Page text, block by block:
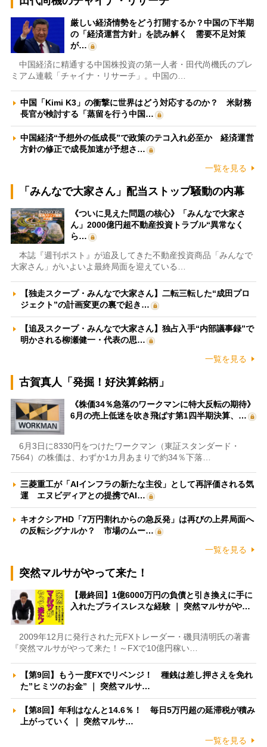
厳しい経済情勢をどう打開するか？中国の下半期
の「経済運営方針」を読み解く 需要不足対策
が…
中国経済に精通する中国株投資の第一人者・田代尚機氏のプレ
ミアム連載「チャイナ・リサーチ」。中国の…
中国「Kimi K3」の衝撃に世界はどう対応するのか？ 米財務
長官が検討する「蒸留を行う中国…
中国経済“予想外の低成長”で政策のテコ入れ必至か 経済運営
方針の修正で成長加速が予想さ…
一覧を見る
「みんなで大家さん」配当ストップ騒動の内幕
《ついに見えた問題の核心》「みんなで大家さ
ん」2000億円超不動産投資トラブル“異常なく
ら…
本誌『週刊ポスト』が追及してきた不動産投資商品「みんなで
大家さん」がいよいよ最終局面を迎えている…
【独走スクープ・みんなで大家さん】二転三転した“成田プロ
ジェクト”の計画変更の裏で起き…
【追及スクープ・みんなで大家さん】独占入手“内部議事録”で
明かされる柳瀬健一・代表の思…
一覧を見る
古賀真人「発掘！好決算銘柄」
《株価34％急落のワークマンに特大反転の期待》
6月の売上低迷を吹き飛ばす第1四半期決算、…
6月3日に8330円をつけたワークマン（東証スタンダード・
7564）の株価は、わずか1カ月あまりで約34％下落…
三菱重工が「AIインフラの新たな主役」として再評価される気
運 エヌビディアとの提携でAI…
キオクシアHD「7万円割れからの急反発」は再びの上昇局面へ
の反転シグナルか？ 市場のムー…
一覧を見る
突然マルサがやって来た！
【最終回】1億6000万円の負債と引き換えに手に
入れたプライスレスな経験 ｜ 突然マルサがや…
2009年12月に発行された元FXトレーダー・磯貝清明氏の著書
『突然マルサがやって来た！～FXで10億円稼い…
【第9回】もう一度FXでリベンジ！ 種銭は差し押さえを免れ
た”ヒミツのお金” ｜ 突然マルサ…
【第8回】年利はなんと14.6％！ 毎日5万円超の延滞税が積み
上がっていく ｜ 突然マルサ…
一覧を見る